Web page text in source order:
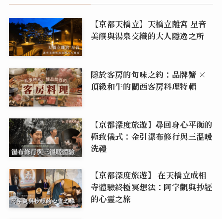
【京都天橋立】天橋立離宮 星音
美饌與湯泉交織的大人隱逸之所
隱於客房的旬味之約：品牌蟹 ×
頂級和牛的關西客房料理特輯
【京都深度旅遊】尋回身心平衡的
極致儀式：金引瀑布修行與三溫暖
洗禮
【京都深度旅遊】 在天橋立成相
寺體驗終極冥想法：阿字觀與抄經
的心靈之旅